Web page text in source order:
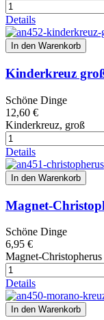
Details
In den Warenkorb
Kinderkreuz
Schöne Dinge
12,60 €
Kinderkreuz, groß
Details
In den Warenkorb
Magnet-
Schöne Dinge
6,95 €
Magnet-Christopherus
Details
In den Warenkorb